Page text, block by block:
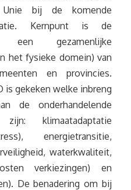
bij de komende
Kernpunt is de
een gezamenlijke
het fysieke domein) van
en provincies.
is gekeken welke inbreng
de onderhandelende
zijn: klimaatadaptatie
energietransitie,
waterkwaliteit,
verkiezingen) en
De benadering om bij